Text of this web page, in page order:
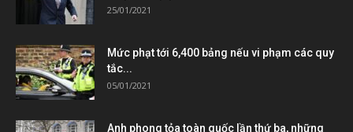
25/01/2021
Mức phạt tới 6,400 bảng nếu vi phạm các quy
tắc...
05/01/2021
Anh phong tỏa toàn quốc lần thứ ba, những